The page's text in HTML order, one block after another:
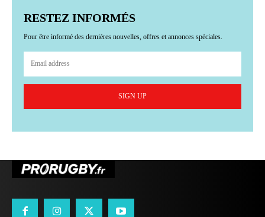
RESTEZ INFORMÉS
Pour être informé des dernières nouvelles, offres et annonces spéciales.
SIGN UP